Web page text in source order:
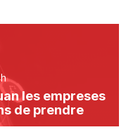
les empreses
de prendre